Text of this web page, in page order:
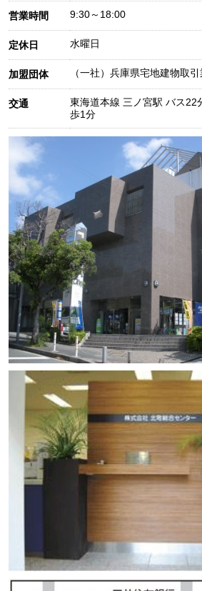
営業時間 9:30～18:00
定休日 水曜日
加盟団体 （一社）兵庫県宅地建物取
交通
東海道本線 三ノ宮駅 バス22
歩1分